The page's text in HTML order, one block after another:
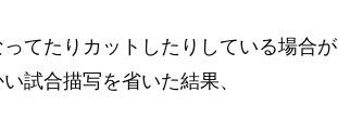
てたりカットしたりしている場合が
試合描写を省いた結果、